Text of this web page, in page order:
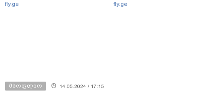
fly.ge fly.ge
მსოფლიო 14.05.2024 / 17:15